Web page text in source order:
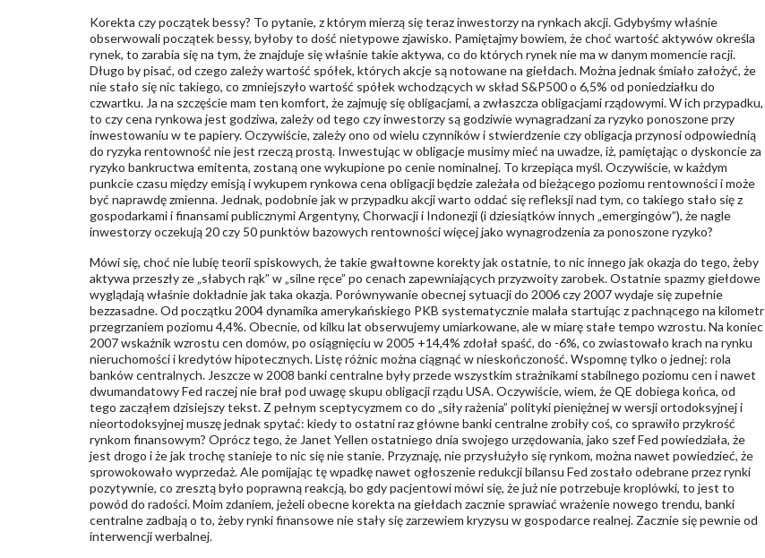
Korekta czy początek bessy? To pytanie, z którym mierzą się teraz inwestorzy na rynkach akcji. Gdybyśmy właśnie
obserwowali początek bessy, byłoby to dość nietypowe zjawisko. Pamiętajmy bowiem, że choć wartość aktywów określa
rynek, to zarabia się na tym, że znajduje się właśnie takie aktywa, co do których rynek nie ma w danym momencie racji.
Długo by pisać, od czego zależy wartość spółek, których akcje są notowane na giełdach. Można jednak śmiało założyć, że
nie stało się nic takiego, co zmniejszyło wartość spółek wchodzących w skład S&P500 o 6,5% od poniedziałku do
czwartku. Ja na szczęście mam ten komfort, że zajmuję się obligacjami, a zwłaszcza obligacjami rządowymi. W ich przypadku,
to czy cena rynkowa jest godziwa, zależy od tego czy inwestorzy są godziwie wynagradzani za ryzyko ponoszone przy
inwestowaniu w te papiery. Oczywiście, zależy ono od wielu czynników i stwierdzenie czy obligacja przynosi odpowiednią
do ryzyka rentowność nie jest rzeczą prostą. Inwestując w obligacje musimy mieć na uwadze, iż, pamiętając o dyskoncie za
ryzyko bankructwa emitenta, zostaną one wykupione po cenie nominalnej. To krzepiąca myśl. Oczywiście, w każdym
punkcie czasu między emisją i wykupem rynkowa cena obligacji będzie zależała od bieżącego poziomu rentowności i może
być naprawdę zmienna. Jednak, podobnie jak w przypadku akcji warto oddać się refleksji nad tym, co takiego stało się z
gospodarkami i finansami publicznymi Argentyny, Chorwacji i Indonezji (i dziesiątków innych „emergingów”), że nagle
inwestorzy oczekują 20 czy 50 punktów bazowych rentowności więcej jako wynagrodzenia za ponoszone ryzyko?
Mówi się, choć nie lubię teorii spiskowych, że takie gwałtowne korekty jak ostatnie, to nic innego jak okazja do tego, żeby
aktywa przeszły ze „słabych rąk” w „silne ręce” po cenach zapewniających przyzwoity zarobek. Ostatnie spazmy giełdowe
wyglądają właśnie dokładnie jak taka okazja. Porównywanie obecnej sytuacji do 2006 czy 2007 wydaje się zupełnie
bezzasadne. Od początku 2004 dynamika amerykańskiego PKB systematycznie malała startując z pachnącego na kilometr
przegrzaniem poziomu 4,4%. Obecnie, od kilku lat obserwujemy umiarkowane, ale w miarę stałe tempo wzrostu. Na koniec
2007 wskaźnik wzrostu cen domów, po osiągnięciu w 2005 +14,4% zdołał spaść, do -6%, co zwiastowało krach na rynku
nieruchomości i kredytów hipotecznych. Listę różnic można ciągnąć w nieskończoność. Wspomnę tylko o jednej: rola
banków centralnych. Jeszcze w 2008 banki centralne były przede wszystkim strażnikami stabilnego poziomu cen i nawet
dwumandatowy Fed raczej nie brał pod uwagę skupu obligacji rządu USA. Oczywiście, wiem, że QE dobiega końca, od
tego zacząłem dzisiejszy tekst. Z pełnym sceptycyzmem co do „siły rażenia” polityki pieniężnej w wersji ortodoksyjnej i
nieortodoksyjnej muszę jednak spytać: kiedy to ostatni raz główne banki centralne zrobiły coś, co sprawiło przykrość
rynkom finansowym? Oprócz tego, że Janet Yellen ostatniego dnia swojego urzędowania, jako szef Fed powiedziała, że
jest drogo i że jak trochę stanieje to nic się nie stanie. Przyznaję, nie przysłużyło się rynkom, można nawet powiedzieć, że
sprowokowało wyprzedaż. Ale pomijając tę wpadkę nawet ogłoszenie redukcji bilansu Fed zostało odebrane przez rynki
pozytywnie, co zresztą było poprawną reakcją, bo gdy pacjentowi mówi się, że już nie potrzebuje kroplówki, to jest to
powód do radości. Moim zdaniem, jeżeli obecne korekta na giełdach zacznie sprawiać wrażenie nowego trendu, banki
centralne zadbają o to, żeby rynki finansowe nie stały się zarzewiem kryzysu w gospodarce realnej. Zacznie się pewnie od
interwencji werbalnej.